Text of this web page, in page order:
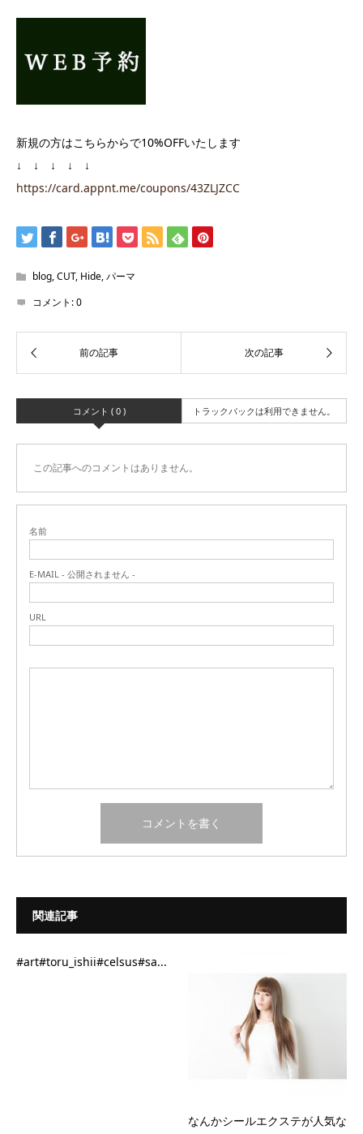
新規の方はこちらからで10%OFFいたします
↓ ↓ ↓ ↓ ↓
https://card.appnt.me/coupons/43ZLJZCC
blog,CUT, Hide,パーマ
コメント:0
コメント ( 0 ) トラックバックは利用できません。
この記事へのコメントはありません。
名前
E-MAIL - 公開されません -
URL
関連記事
#art#toru_ishii#celsus#sa...
なんかシールエクステが人気な